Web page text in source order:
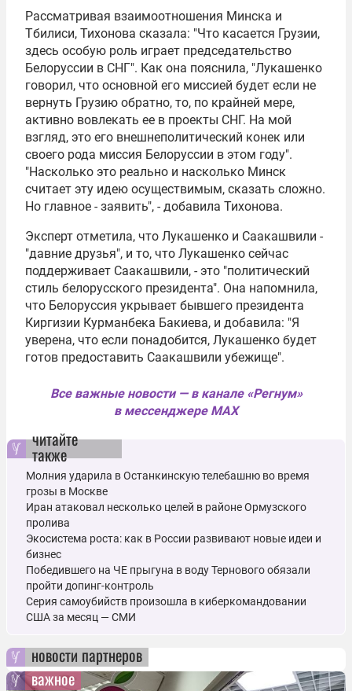
Рассматривая взаимоотношения Минска и
Тбилиси, Тихонова сказала: "Что касается Грузии,
здесь особую роль играет председательство
Белоруссии в СНГ". Как она пояснила, "Лукашенко
говорил, что основной его миссией будет если не
вернуть Грузию обратно, то, по крайней мере,
активно вовлекать ее в проекты СНГ. На мой
взгляд, это его внешнеполитический конек или
своего рода миссия Белоруссии в этом году".
"Насколько это реально и насколько Минск
считает эту идею осуществимым, сказать сложно.
Но главное - заявить", - добавила Тихонова.
Эксперт отметила, что Лукашенко и Саакашвили -
"давние друзья", и то, что Лукашенко сейчас
поддерживает Саакашвили, - это "политический
стиль белорусского президента". Она напомнила,
что Белоруссия укрывает бывшего президента
Киргизии Курманбека Бакиева, и добавила: "Я
уверена, что если понадобится, Лукашенко будет
готов предоставить Саакашвили убежище".
Все важные новости — в канале «Регнум»
в мессенджере MAX
читайте
также
Молния ударила в Останкинскую телебашню во время
грозы в Москве
Иран атаковал несколько целей в районе Ормузского
пролива
Экосистема роста: как в России развивают новые идеи и
бизнес
Победившего на ЧЕ прыгуна в воду Тернового обязали
пройти допинг-контроль
Серия самоубийств произошла в киберкомандовании
США за месяц — СМИ
новости партнеров
важное